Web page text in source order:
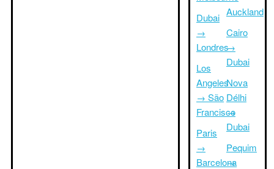
Dubai
→
Londres
Los
Angeles
→ São
Francisco
Paris
→
Barcelona
Auckland
Cairo
→
Dubai
Nova
Délhi
→
Dubai
Pequim
→